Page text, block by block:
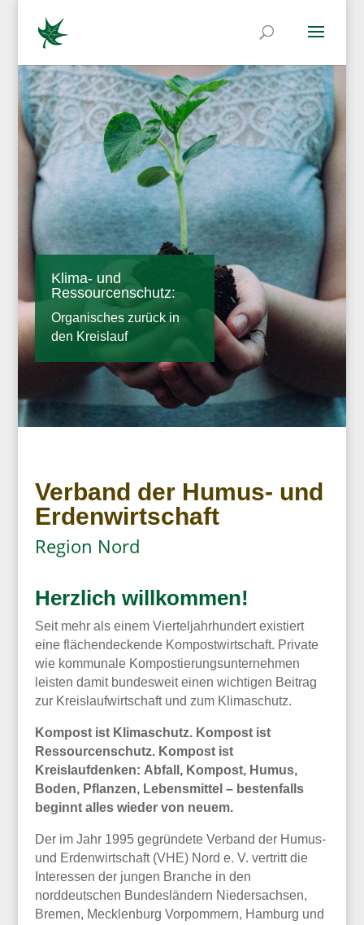
Klima- und
Ressourcenschutz:
Organisches zurück in
den Kreislauf
Verband der Humus- und
Erdenwirtschaft
Region Nord
Herzlich willkommen!
Seit mehr als einem Vierteljahrhundert existiert
eine flächendeckende Kompostwirtschaft. Private
wie kommunale Kompostierungsunternehmen
leisten damit bundesweit einen wichtigen Beitrag
zur Kreislaufwirtschaft und zum Klimaschutz.
Kompost ist Klimaschutz. Kompost ist
Ressourcenschutz. Kompost ist
Kreislaufdenken: Abfall, Kompost, Humus,
Boden, Pflanzen, Lebensmittel – bestenfalls
beginnt alles wieder von neuem.
Der im Jahr 1995 gegründete Verband der Humus-
und Erdenwirtschaft (VHE) Nord e. V. vertritt die
Interessen der jungen Branche in den
norddeutschen Bundesländern Niedersachsen,
Bremen, Mecklenburg Vorpommern, Hamburg und